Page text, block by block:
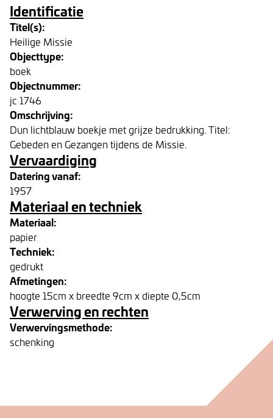
Identificatie
Titel(s):
Heilige Missie
Objecttype:
boek
Objectnummer:
jc 1746
Omschrijving:
Dun lichtblauw boekje met grijze bedrukking. Titel:
Gebeden en Gezangen tijdens de Missie.
Vervaardiging
Datering vanaf:
1957
Materiaal en techniek
Materiaal:
papier
Techniek:
gedrukt
Afmetingen:
hoogte 15cm x breedte 9cm x diepte 0,5cm
Verwerving en rechten
Verwervingsmethode:
schenking